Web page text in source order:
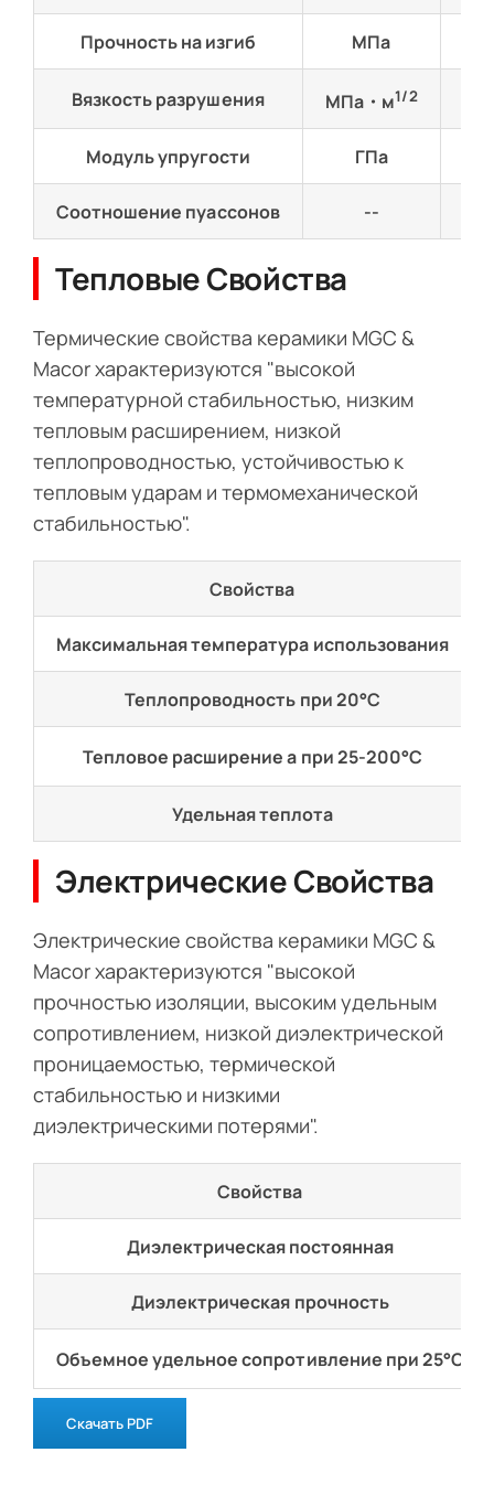
Прочность на изгиб МПа
Вязкость разрушения МПа・м1/2
Модуль упругости ГПа
Соотношение пуассонов --
Тепловые Свойства
Термические свойства керамики MGC &
Macor характеризуются "высокой
температурной стабильностью, низким
тепловым расширением, низкой
теплопроводностью, устойчивостью к
тепловым ударам и термомеханической
стабильностью".
Свойства
Максимальная температура использования
Теплопроводность при 20°C
Тепловое расширение a при 25-200°C
Удельная теплота
Электрические Свойства
Электрические свойства керамики MGC &
Macor характеризуются "высокой
прочностью изоляции, высоким удельным
сопротивлением, низкой диэлектрической
проницаемостью, термической
стабильностью и низкими
диэлектрическими потерями".
Свойства
Диэлектрическая постоянная
Диэлектрическая прочность
Объемное удельное сопротивление при 25°C
Скачать PDF